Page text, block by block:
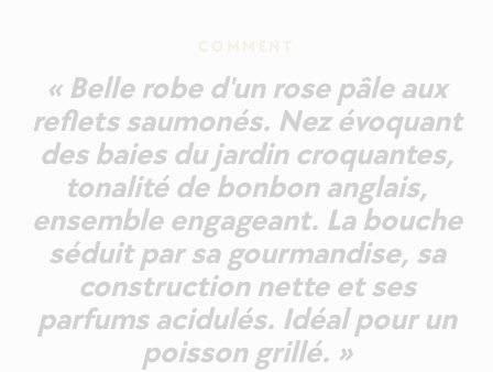
COMMENT
« Belle robe d'un rose pâle aux
reflets saumonés. Nez évoquant
des baies du jardin croquantes,
tonalité de bonbon anglais,
ensemble engageant. La bouche
séduit par sa gourmandise, sa
construction nette et ses
parfums acidulés. Idéal pour un
poisson grillé. »